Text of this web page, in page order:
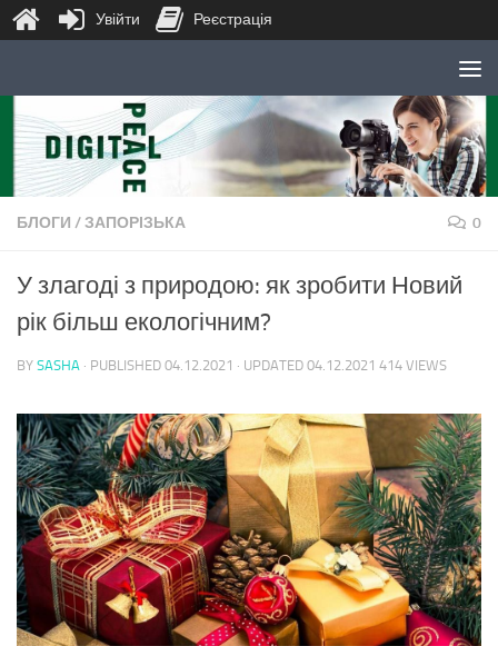
Skip to content
БЛОГИ /ЗАПОРІЗЬКА 0
У злагоді з природою: як зробити Новий
рік більш екологічним?
BY SASHA · PUBLISHED 04.12.2021 · UPDATED 04.12.2021 414 VIEWS
Увійти Реєстрація